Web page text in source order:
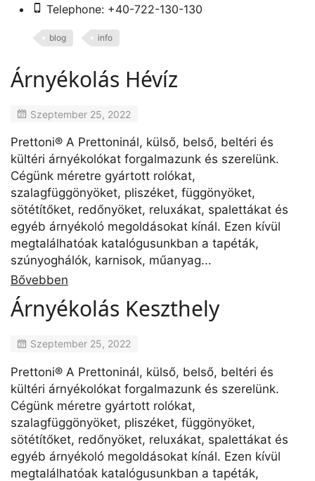
Telephone: +40-722-130-130
blog info
Árnyékolás Hévíz
Szeptember 25, 2022
Prettoni® A Prettoninál, külső, belső, beltéri és
kültéri árnyékolókat forgalmazunk és szerelünk.
Cégünk méretre gyártott rolókat,
szalagfüggönyöket, pliszéket, függönyöket,
sötétítőket, redőnyöket, reluxákat, spalettákat és
egyéb árnyékoló megoldásokat kínál. Ezen kívül
megtalálhatóak katalógusunkban a tapéták,
szúnyoghálók, karnisok, műanyag...
Bővebben
Árnyékolás Keszthely
Szeptember 25, 2022
Prettoni® A Prettoninál, külső, belső, beltéri és
kültéri árnyékolókat forgalmazunk és szerelünk.
Cégünk méretre gyártott rolókat,
szalagfüggönyöket, pliszéket, függönyöket,
sötétítőket, redőnyöket, reluxákat, spalettákat és
egyéb árnyékoló megoldásokat kínál. Ezen kívül
megtalálhatóak katalógusunkban a tapéták,